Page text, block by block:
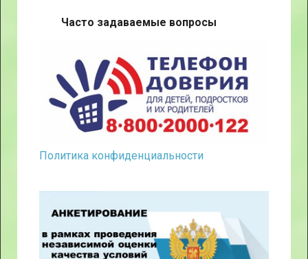
Часто задаваемые вопросы
Политика конфиденциальности